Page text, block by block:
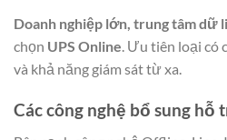
Doanh nghiệp lớn, trung tâm dữ
chọn UPS Online. Ưu tiên loại có
và khả năng giám sát từ xa.
Các công nghệ bổ sung hỗ